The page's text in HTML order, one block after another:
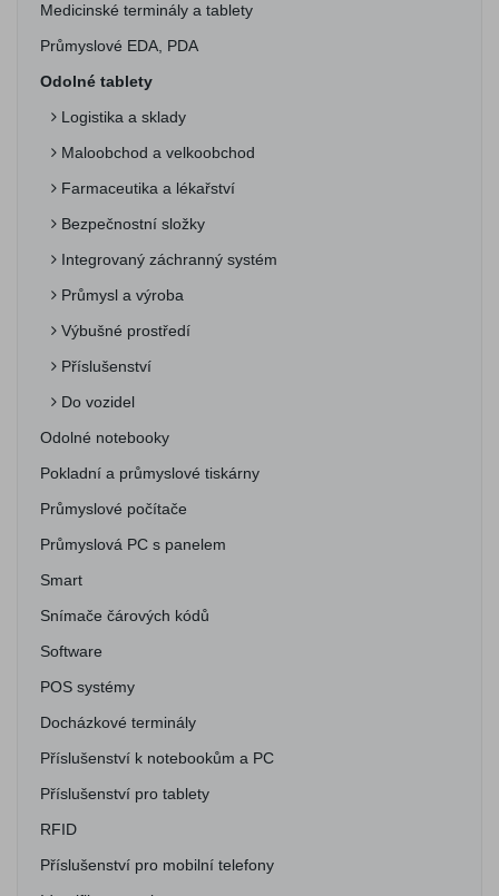
Medicinské terminály a tablety
Průmyslové EDA, PDA
Odolné tablety
Logistika a sklady
Maloobchod a velkoobchod
Farmaceutika a lékařství
Bezpečnostní složky
Integrovaný záchranný systém
Průmysl a výroba
Výbušné prostředí
Příslušenství
Do vozidel
Odolné notebooky
Pokladní a průmyslové tiskárny
Průmyslové počítače
Průmyslová PC s panelem
Smart
Snímače čárových kódů
Software
POS systémy
Docházkové terminály
Příslušenství k notebookům a PC
Příslušenství pro tablety
RFID
Příslušenství pro mobilní telefony